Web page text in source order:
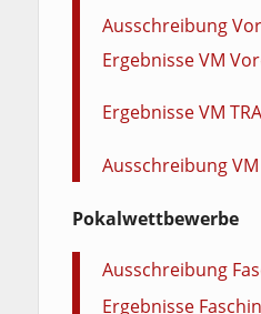
Ausschreibung
Ergebnisse VM
Ergebnisse VM
Ausschreibung
Pokalwettbewerbe
Ausschreibung
Ergebnisse